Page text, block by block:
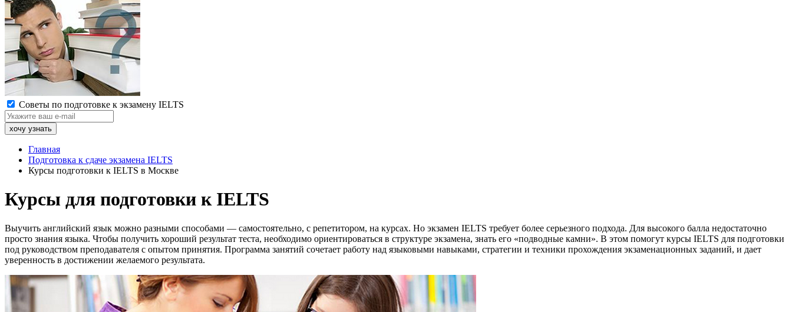
Советы по подготовке к экзамену IELTS
Главная
Подготовка к сдаче экзамена IELTS
Курсы подготовки к IELTS в Москве
Курсы для подготовки к IELTS
Выучить английский язык можно разными способами — самостоятельно, с репетитором, на курсах. Но экзамен IELTS требует более серьезного подхода. Для высокого балла недостаточно
просто знания языка. Чтобы получить хороший результат теста, необходимо ориентироваться в структуре экзамена, знать его «подводные камни». В этом помогут курсы IELTS для подготовки
под руководством преподавателя с опытом принятия. Программа занятий сочетает работу над языковыми навыками, стратегии и техники прохождения экзаменационных заданий, и дает
уверенность в достижении желаемого результата.